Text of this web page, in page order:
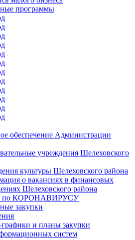
программы
обеспечение Администрации
учреждения Шелеховского
культуры Шелеховского района
о вакансиях в финансовых
Шелеховского района
по КОРОНАВИРУСУ
закупки
и планы закупки
систем